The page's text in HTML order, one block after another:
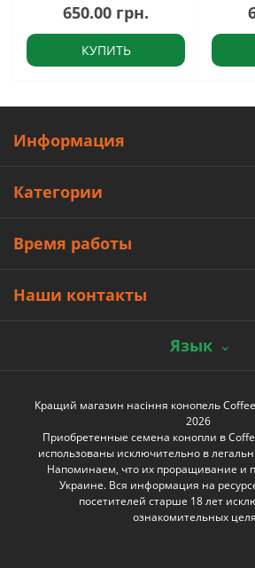
650.00 грн.
КУПИТЬ
Информация
Категории
Время работы
Наши контакты
Язык
Кращий магазин насіння конопель
2026
Приобретенные семена конопли в
использованы исключительно в
Напоминаем, что их проращивание и
Украине. Вся информация на
посетителей старше 18 лет
ознакомительных